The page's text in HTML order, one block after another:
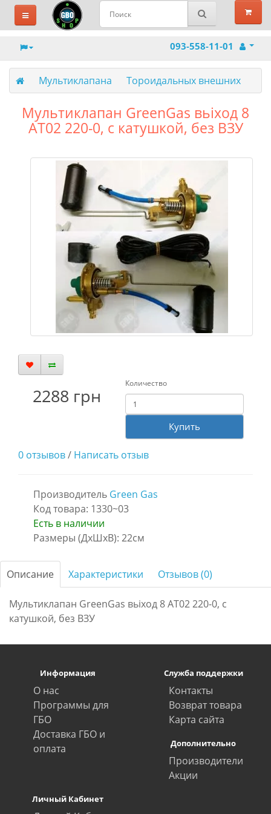
093-558-11-01
Мультиклапана Тороидальных внешних
Мультиклапан GreenGas вьіход 8
АТ02 220-0, с катушкой, без ВЗУ
2288 грн
Количество
Купить
0 отзывов/ Написать отзыв
Производитель Green Gas
Код товара: 1330~03
Есть в наличии
Размеры (ДxШxВ): 22см
Описание Характеристики Отзывов (0)
Мультиклапан GreenGas вьіход 8 АТ02 220-0, с
катушкой, без ВЗУ
Информация
О нас
Программы для
ГБО
Доставка ГБО и
оплата
Служба поддержки
Контакты
Возврат товара
Карта сайта
Дополнительно
Производители
Акции
Личный Кабинет